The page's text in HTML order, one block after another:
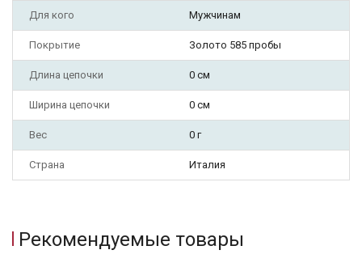
Для кого Мужчинам
Покрытие Золото 585 пробы
Длина цепочки 0 см
Ширина цепочки 0 см
Вес 0 г
Страна Италия
Рекомендуемые товары